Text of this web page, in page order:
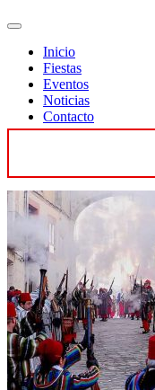
Inicio
Fiestas
Eventos
Noticias
Contacto